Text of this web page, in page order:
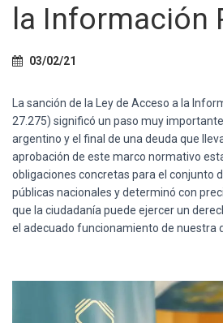
la Información
03/02/21
La sanción de la Ley de Acceso a la
27.275) significó un paso muy
argentino y el final de una deuda que
aprobación de este marco normativo
obligaciones concretas para el conjunto
públicas nacionales y determinó con
que la ciudadanía puede ejercer un
el adecuado funcionamiento de nuestra